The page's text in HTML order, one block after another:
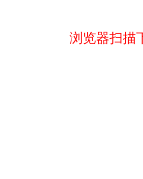
浏览器扫描